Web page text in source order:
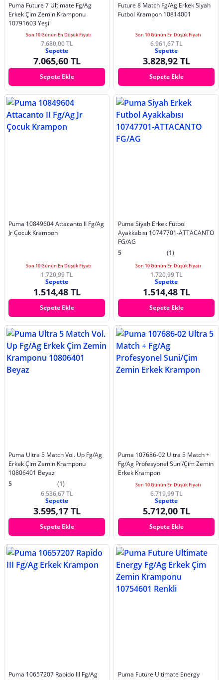
Puma Future 7 Ultimate Fg/Ag
Erkek Çim Zemin Kramponu
10791603 Yeşil
Son 10 Günün En Düşük Fiyatı
7.680,00 TL
Sepette
7.065,60 TL
Sepete Ekle
Future 8 Match Fg/Ag Erkek Siyah
Futbol Krampon 10814001
Son 10 Günün En Düşük Fiyatı
6.961,67 TL
Sepette
3.828,92 TL
Sepete Ekle
Puma 10849604 Attacanto II Fg/Ag
Jr Çocuk Krampon
Son 10 Günün En Düşük Fiyatı
1.720,99 TL
Sepette
1.514,48 TL
Sepete Ekle
Puma Siyah Erkek Futbol
Ayakkabısı 10747701-ATTACANTO
FG/AG
5
(1)
Son 10 Günün En Düşük Fiyatı
1.720,99 TL
Sepette
1.514,48 TL
Sepete Ekle
Puma Ultra 5 Match Vol. Up Fg/Ag
Erkek Çim Zemin Kramponu
10806401 Beyaz
5
(1)
6.536,67 TL
Sepette
3.595,17 TL
Sepete Ekle
Puma 107686-02 Ultra 5 Match +
Fg/Ag Profesyonel Suni/Çim Zemin
Erkek Krampon
Son 10 Günün En Düşük Fiyatı
6.719,99 TL
Sepette
5.712,00 TL
Sepete Ekle
Puma 10657207 Rapido III Fg/Ag
Puma Future Ultimate Energy